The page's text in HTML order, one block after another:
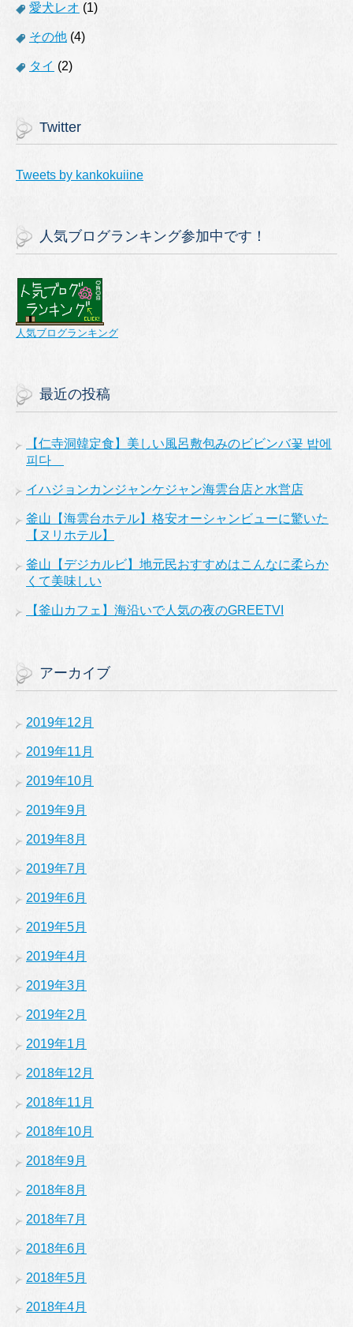
愛犬レオ (1)
その他 (4)
タイ (2)
Twitter
Tweets by kankokuiine
人気ブログランキング参加中です！
人気ブログランキング
最近の投稿
【仁寺洞韓定食】美しい風呂敷包みのビビンバ꽃 밥에
피다
イハジョンカンジャンケジャン海雲台店と水営店
釜山【海雲台ホテル】格安オーシャンビューに驚いた
【ヌリホテル】
釜山【デジカルビ】地元民おすすめはこんなに柔らか
くて美味しい
【釜山カフェ】海沿いで人気の夜のGREETVI
アーカイブ
2019年12月
2019年11月
2019年10月
2019年9月
2019年8月
2019年7月
2019年6月
2019年5月
2019年4月
2019年3月
2019年2月
2019年1月
2018年12月
2018年11月
2018年10月
2018年9月
2018年8月
2018年7月
2018年6月
2018年5月
2018年4月